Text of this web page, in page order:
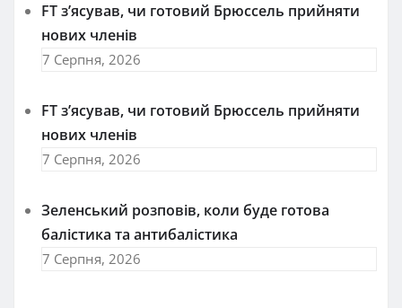
FT зʼясував, чи готовий Брюссель прийняти
нових членів
7 Серпня, 2026
FT зʼясував, чи готовий Брюссель прийняти
нових членів
7 Серпня, 2026
Зеленський розповів, коли буде готова
балістика та антибалістика
7 Серпня, 2026